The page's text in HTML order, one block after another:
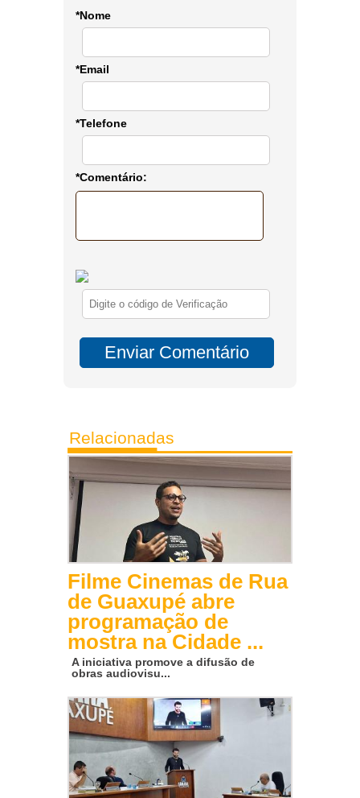
*Nome
*Email
*Telefone
*Comentário:
Relacionadas
Filme Cinemas de Rua
de Guaxupé abre
programação de
mostra na Cidade ...
A iniciativa promove a difusão de
obras audiovisu...